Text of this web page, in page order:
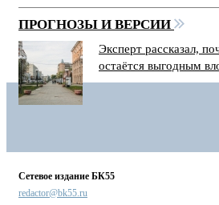
ПРОГНОЗЫ И ВЕРСИИ
Эксперт рассказал,
остаётся выгодным
Сетевое издание БК55
redactor@bk55.ru